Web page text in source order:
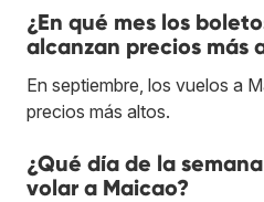
¿En qué mes los
alcanzan precios más
En septiembre, los vuelos a
precios más altos.
¿Qué día de la
volar a Maicao?